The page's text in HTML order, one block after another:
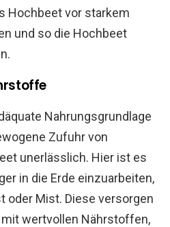
Hochbeet vor starkem
und so die Hochbeet
Nahrungsgrundlage
Zufuhr von
unerlässlich. Hier ist es
in die Erde einzuarbeiten,
oder Mist. Diese versorgen
wertvollen Nährstoffen,